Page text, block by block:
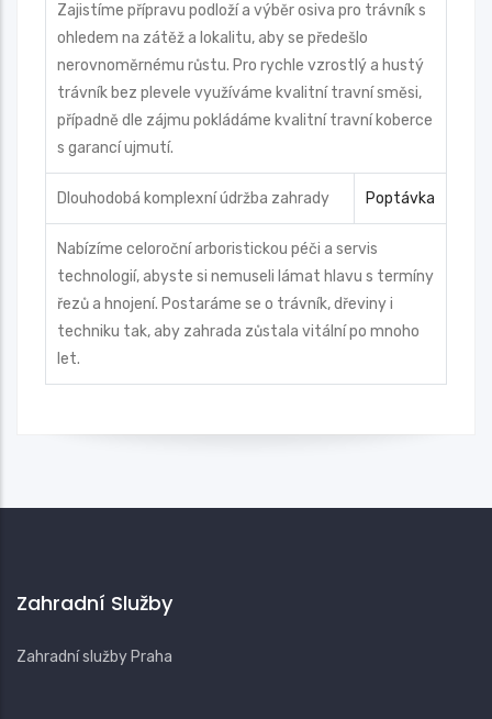
Zajistíme přípravu podloží a výběr osiva pro trávník s
ohledem na zátěž a lokalitu, aby se předešlo
nerovnoměrnému růstu. Pro rychle vzrostlý a hustý
trávník bez plevele využíváme kvalitní travní směsi,
případně dle zájmu pokládáme kvalitní travní koberce
s garancí ujmutí.
Dlouhodobá komplexní údržba zahrady Poptávka
Nabízíme celoroční arboristickou péči a servis
technologií, abyste si nemuseli lámat hlavu s termíny
řezů a hnojení. Postaráme se o trávník, dřeviny i
techniku tak, aby zahrada zůstala vitální po mnoho
let.
Zahradní Služby
Zahradní služby Praha